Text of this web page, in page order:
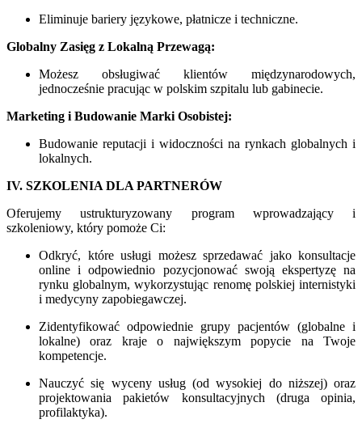
Eliminuje bariery językowe, płatnicze i techniczne.
Globalny Zasięg z Lokalną Przewagą:
Możesz obsługiwać klientów międzynarodowych,
jednocześnie pracując w polskim szpitalu lub gabinecie.
Marketing i Budowanie Marki Osobistej:
Budowanie reputacji i widoczności na rynkach globalnych i
lokalnych.
IV. SZKOLENIA DLA PARTNERÓW
Oferujemy ustrukturyzowany program wprowadzający i
szkoleniowy, który pomoże Ci:
Odkryć, które usługi możesz sprzedawać jako konsultacje
online i odpowiednio pozycjonować swoją ekspertyzę na
rynku globalnym, wykorzystując renomę polskiej internistyki
i medycyny zapobiegawczej.
Zidentyfikować odpowiednie grupy pacjentów (globalne i
lokalne) oraz kraje o największym popycie na Twoje
kompetencje.
Nauczyć się wyceny usług (od wysokiej do niższej) oraz
projektowania pakietów konsultacyjnych (druga opinia,
profilaktyka).